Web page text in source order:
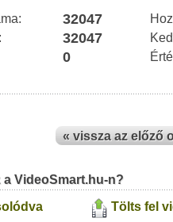
32047
32047
0
« vissza az előző
a VideoSmart.hu-n?
Tölts fel